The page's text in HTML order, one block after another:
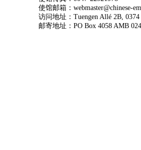
使馆邮箱：webmaster@chinese-
访问地址：Tuengen Allé 2B, 0374
邮寄地址：PO Box 4058 AMB